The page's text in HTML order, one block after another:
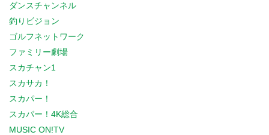
ダンスチャンネル
釣りビジョン
ゴルフネットワーク
ファミリー劇場
スカチャン1
スカサカ！
スカパー！
スカパー！4K総合
MUSIC ON!TV